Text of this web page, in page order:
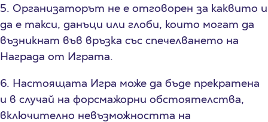
5. Организаторът не е отговорен за каквито и
да е такси, данъци или глоби, които могат да
възникнат във връзка със спечелването на
Награда от Играта.
6. Настоящата Игра може да бъде прекратена
и в случай на форсмажорни обстоятелства,
включително невъзможността на